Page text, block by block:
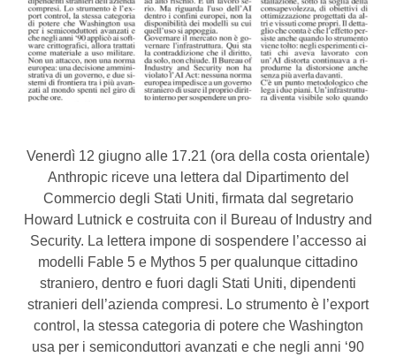
Venerdì 12 giugno alle 17.21 (ora della costa orientale)
Anthropic riceve una lettera dal Dipartimento del
Commercio degli Stati Uniti, firmata dal segretario
Howard Lutnick e costruita con il Bureau of Industry and
Security. La lettera impone di sospendere l’accesso ai
modelli Fable 5 e Mythos 5 per qualunque cittadino
straniero, dentro e fuori dagli Stati Uniti, dipendenti
stranieri dell’azienda compresi. Lo strumento è l’export
control, la stessa categoria di potere che Washington
usa per i semiconduttori avanzati e che negli anni ‘90